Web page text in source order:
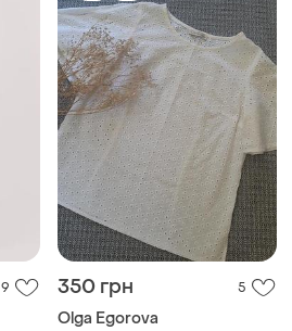
9 350 грн 5
Olga Egorova